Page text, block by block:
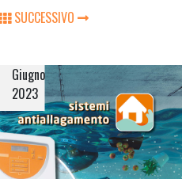
SUCCESSIVO
Giugno
2023